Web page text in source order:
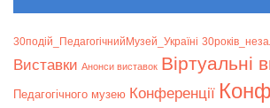
30подій_ПедагогічнийМузей_Україні
Bиставки Анонси виставок Віртуальні
Педагогічного музею Конференції